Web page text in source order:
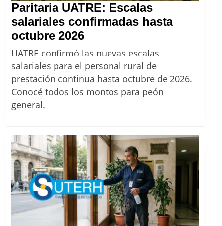
Paritaria UATRE: Escalas
salariales confirmadas hasta
octubre 2026Paritaria
UATRE:
Escalas
salariales
confirmadas
2026
UATRE confirmó las nuevas escalas
salariales para el personal rural de
prestación continua hasta octubre de 2026.
Conocé todos los montos para peón
general.